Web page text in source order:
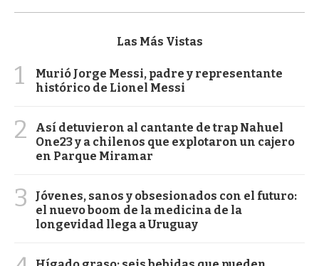
Las Más Vistas
1
Murió Jorge Messi, padre y representante
histórico de Lionel Messi
2
Así detuvieron al cantante de trap Nahuel
One23 y a chilenos que explotaron un cajero
en Parque Miramar
3
Jóvenes, sanos y obsesionados con el futuro:
el nuevo boom de la medicina de la
longevidad llega a Uruguay